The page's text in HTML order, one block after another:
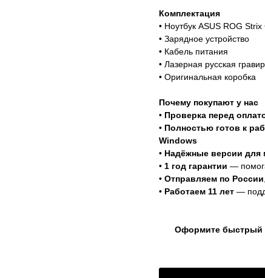
Комплектация
• Ноутбук ASUS ROG Strix
• Зарядное устройство
• Кабель питания
• Лазерная русская
• Оригинальная коробка
Почему покупают у нас
• Проверка перед
• Полностью готов к
Windows
• Надёжные версии для
• 1 год гарантии —
• Отправляем по России
• Работаем 11 лет —
Оформите быстрый